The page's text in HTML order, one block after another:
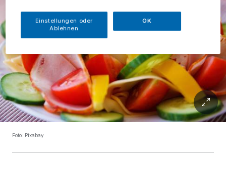
Foto: Pixabay
Einstellungen oder
Ablehnen
OK